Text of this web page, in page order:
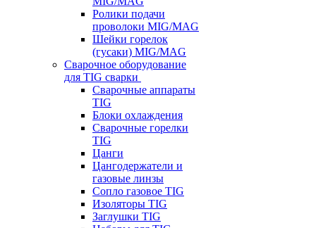
Ролики подачи
проволоки MIG/MAG
Шейки горелок
(гусаки) MIG/MAG
Сварочное оборудование
для TIG сварки
Сварочные аппараты
TIG
Блоки охлаждения
Сварочные горелки
TIG
Цанги
Цангодержатели и
газовые линзы
Сопло газовое TIG
Изоляторы TIG
Заглушки TIG